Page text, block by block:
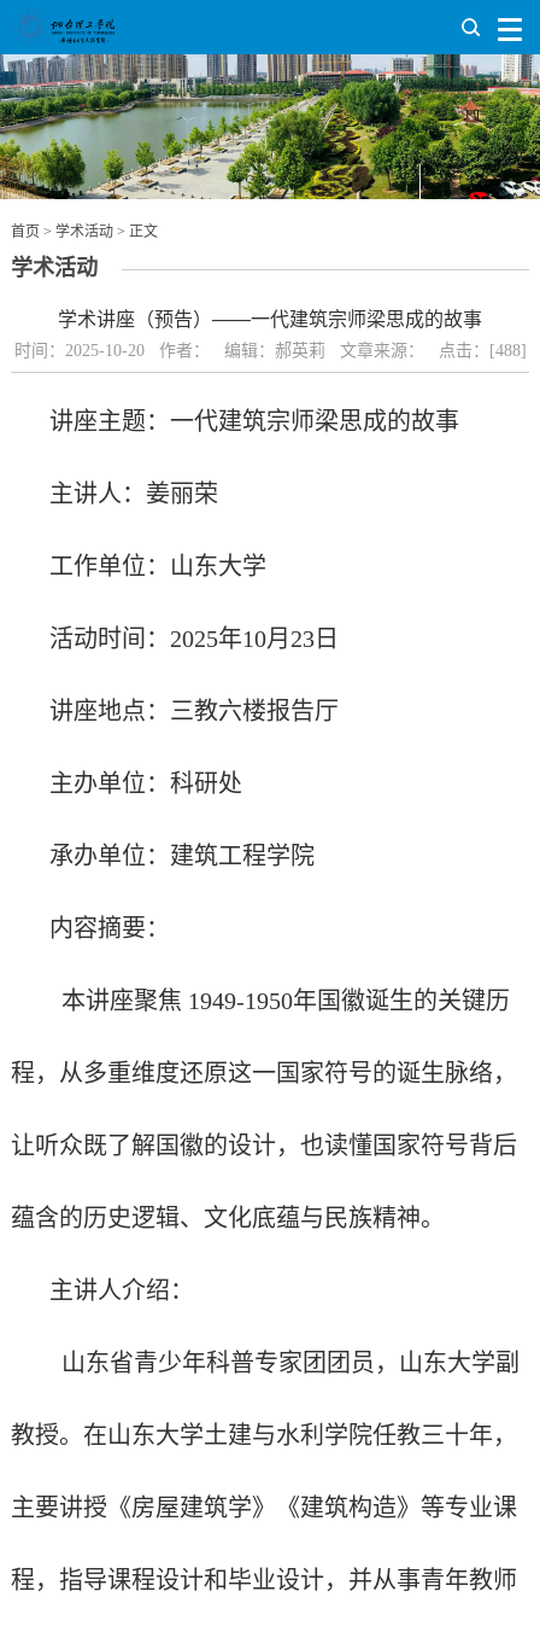
首页 >学术活动 > 正文
学术活动
学术讲座（预告）——一代建筑宗师梁思成的故事
时间：2025-10-20 作者： 编辑：郝英莉 文章来源： 点击：[488]
讲座主题：一代建筑宗师梁思成的故事
主讲人 ： 姜丽荣
工作单位： 山东大学
活动时间： 2025年10月 23 日
讲座地点：三教六楼报告厅
主办单位：科研处
承办单位： 建筑工程学院
内容摘要：
本讲座聚焦 1949-1950年国徽诞生的关键历
程，从多重维度还原这一国家符号的诞生脉络，
让听众既了解国徽的设计，也读懂国家符号背后
蕴含的历史逻辑、文化底蕴与民族精神。
主讲人介绍：
山东省青少年科普专家团团员，山东大学副
教授。在山东大学土建与水利学院任教三十年，
主要讲授《房屋建筑学》《建筑构造》等专业课
程，指导课程设计和毕业设计，并从事青年教师